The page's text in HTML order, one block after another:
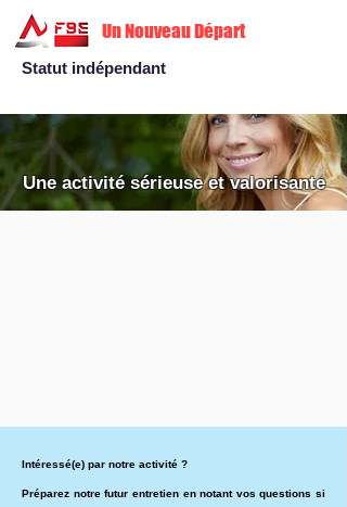
Un Nouveau Départ
Statut indépendant
Une activité sérieuse et valorisante
Intéressé(e) par notre activité ?
Préparez notre futur entretien en notant vos questions si